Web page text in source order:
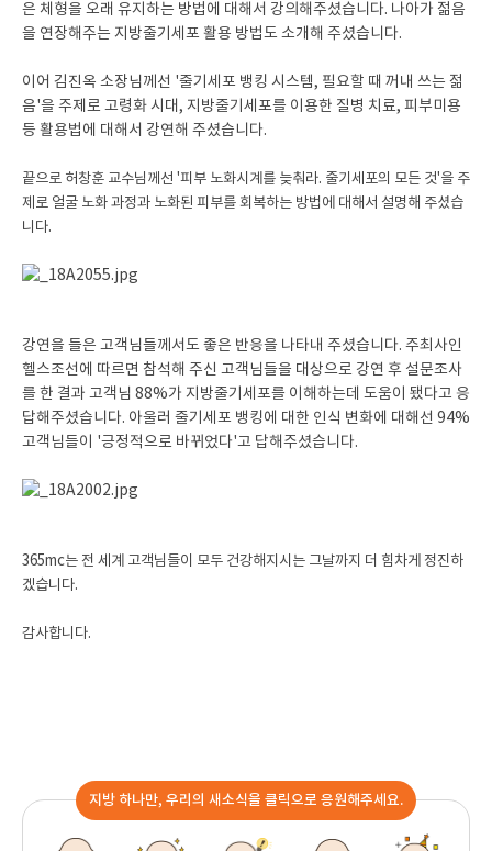
은 체형을 오래 유지하는 방법에 대해서 강의해주셨습니다. 나아가 젊음
을 연장해주는 지방줄기세포 활용 방법도 소개해 주셨습니다.
이어 김진옥 소장님께선 '줄기세포 뱅킹 시스템, 필요할 때 꺼내 쓰는 젊
음'을 주제로 고령화 시대, 지방줄기세포를 이용한 질병 치료, 피부미용
등 활용법에 대해서 강연해 주셨습니다.
끝으로 허창훈 교수님께선 '피부 노화시계를 늦춰라. 줄기세포의 모든 것'을 주
제로 얼굴 노화 과정과 노화된 피부를 회복하는 방법에 대해서 설명해 주셨습
니다.
강연을 들은 고객님들께서도 좋은 반응을 나타내 주셨습니다. 주최사인
헬스조선에 따르면 참석해 주신 고객님들을 대상으로 강연 후 설문조사
를 한 결과 고객님 88%가 지방줄기세포를 이해하는데 도움이 됐다고 응
답해주셨습니다. 아울러 줄기세포 뱅킹에 대한 인식 변화에 대해선 94%
고객님들이 '긍정적으로 바뀌었다'고 답해주셨습니다.
365mc는 전 세계 고객님들이 모두 건강해지시는 그날까지 더 힘차게 정진하
겠습니다.
감사합니다.
지방 하나만, 우리의 새소식을 클릭으로 응원해주세요.